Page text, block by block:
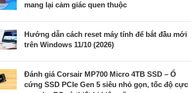
mang lại cảm giác quen thuộc
Hướng dẫn cách reset máy tính để bắt đầu mới
trên Windows 11/10 (2026)
Đánh giá Corsair MP700 Micro 4TB SSD – Ổ
cứng SSD PCIe Gen 5 siêu nhỏ gọn, tốc độ cực